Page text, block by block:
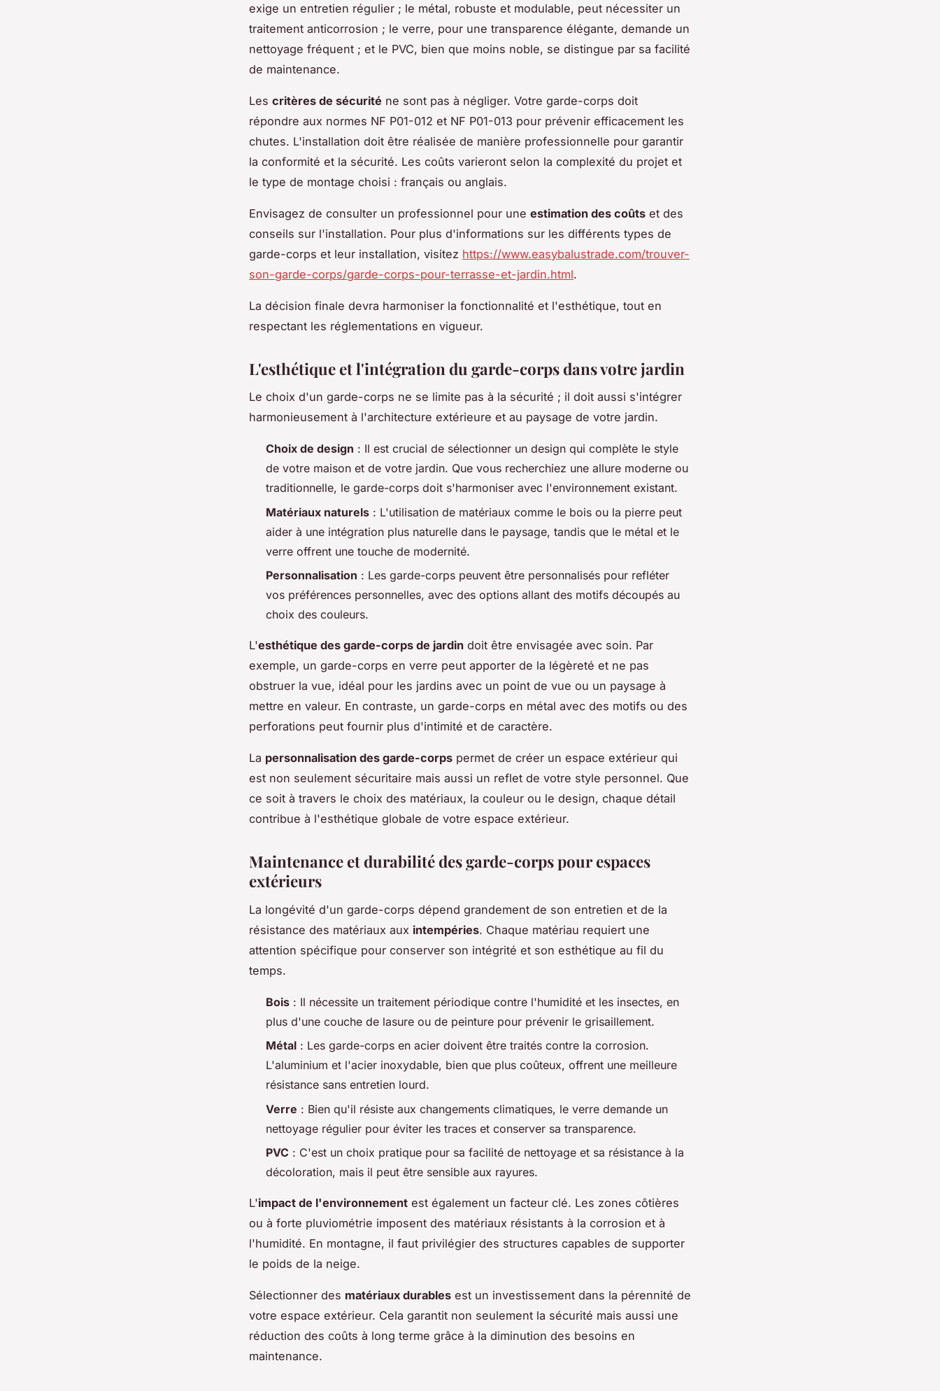
exige un entretien régulier ; le métal, robuste et modulable, peut nécessiter un
traitement anticorrosion ; le verre, pour une transparence élégante, demande un
nettoyage fréquent ; et le PVC, bien que moins noble, se distingue par sa facilité
de maintenance.
Les critères de sécurité ne sont pas à négliger. Votre garde-corps doit
répondre aux normes NF P01-012 et NF P01-013 pour prévenir efficacement les
chutes. L'installation doit être réalisée de manière professionnelle pour garantir
la conformité et la sécurité. Les coûts varieront selon la complexité du projet et
le type de montage choisi : français ou anglais.
Envisagez de consulter un professionnel pour une estimation des coûts et des
conseils sur l'installation. Pour plus d'informations sur les différents types de
garde-corps et leur installation, visitez https://www.easybalustrade.com/trouver-
son-garde-corps/garde-corps-pour-terrasse-et-jardin.html.
La décision finale devra harmoniser la fonctionnalité et l'esthétique, tout en
respectant les réglementations en vigueur.
L'esthétique et l'intégration du garde-corps dans votre jardin
Le choix d'un garde-corps ne se limite pas à la sécurité ; il doit aussi s'intégrer
harmonieusement à l'architecture extérieure et au paysage de votre jardin.
Choix de design : Il est crucial de sélectionner un design qui complète le style
de votre maison et de votre jardin. Que vous recherchiez une allure moderne ou
traditionnelle, le garde-corps doit s'harmoniser avec l'environnement existant.
Matériaux naturels : L'utilisation de matériaux comme le bois ou la pierre peut
aider à une intégration plus naturelle dans le paysage, tandis que le métal et le
verre offrent une touche de modernité.
Personnalisation : Les garde-corps peuvent être personnalisés pour refléter
vos préférences personnelles, avec des options allant des motifs découpés au
choix des couleurs.
L'esthétique des garde-corps de jardin doit être envisagée avec soin. Par
exemple, un garde-corps en verre peut apporter de la légèreté et ne pas
obstruer la vue, idéal pour les jardins avec un point de vue ou un paysage à
mettre en valeur. En contraste, un garde-corps en métal avec des motifs ou des
perforations peut fournir plus d'intimité et de caractère.
La personnalisation des garde-corps permet de créer un espace extérieur qui
est non seulement sécuritaire mais aussi un reflet de votre style personnel. Que
ce soit à travers le choix des matériaux, la couleur ou le design, chaque détail
contribue à l'esthétique globale de votre espace extérieur.
Maintenance et durabilité des garde-corps pour espaces
extérieurs
La longévité d'un garde-corps dépend grandement de son entretien et de la
résistance des matériaux aux intempéries. Chaque matériau requiert une
attention spécifique pour conserver son intégrité et son esthétique au fil du
temps.
Bois : Il nécessite un traitement périodique contre l'humidité et les insectes, en
plus d'une couche de lasure ou de peinture pour prévenir le grisaillement.
Métal : Les garde-corps en acier doivent être traités contre la corrosion.
L'aluminium et l'acier inoxydable, bien que plus coûteux, offrent une meilleure
résistance sans entretien lourd.
Verre : Bien qu'il résiste aux changements climatiques, le verre demande un
nettoyage régulier pour éviter les traces et conserver sa transparence.
PVC : C'est un choix pratique pour sa facilité de nettoyage et sa résistance à la
décoloration, mais il peut être sensible aux rayures.
L'impact de l'environnement est également un facteur clé. Les zones côtières
ou à forte pluviométrie imposent des matériaux résistants à la corrosion et à
l'humidité. En montagne, il faut privilégier des structures capables de supporter
le poids de la neige.
Sélectionner des matériaux durables est un investissement dans la pérennité de
votre espace extérieur. Cela garantit non seulement la sécurité mais aussi une
réduction des coûts à long terme grâce à la diminution des besoins en
maintenance.